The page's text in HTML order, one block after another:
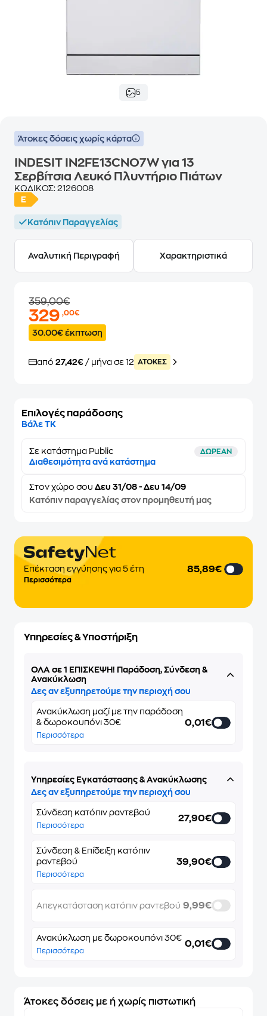
5
Άτοκες δόσεις χωρίς κάρτα
INDESIT IN2FE13CNO7W για 13
Σερβίτσια Λευκό Πλυντήριο Πιάτων
ΚΩΔΙΚΟΣ: 2126008
Κατόπιν Παραγγελίας
Αναλυτική Περιγραφή Χαρακτηριστικά
359,00€
329,00€
30.00€ έκπτωση
από 27,42€ / μήνα σε 12 ATOKEΣ
Επιλογές παράδοσης
Βάλε ΤΚ
Σε κατάστημα Public ΔΩΡΕΑΝ
Διαθεσιμότητα ανά κατάστημα
Στον χώρο σου Δευ 31/08 - Δευ 14/09
Κατόπιν παραγγελίας στον προμηθευτή μας
Επέκταση εγγύησης για 5 έτη
Περισσότερα
85,89€
Υπηρεσίες & Υποστήριξη
ΌΛΑ σε 1 ΕΠΙΣΚΕΨΗ! Παράδοση, Σύνδεση &
Ανακύκλωση
Δες αν εξυπηρετούμε την περιοχή σου
Ανακύκλωση μαζί με την παράδοση
& δωροκουπόνι 30€
Περισσότερα
0,01€
Υπηρεσίες Εγκατάστασης & Ανακύκλωσης
Δες αν εξυπηρετούμε την περιοχή σου
Σύνδεση κατόπιν ραντεβού
Περισσότερα
27,90€
Σύνδεση & Επίδειξη κατόπιν
ραντεβού
Περισσότερα
39,90€
Απεγκατάσταση κατόπιν ραντεβού 9,99€
Ανακύκλωση με δωροκουπόνι 30€
Περισσότερα
0,01€
Άτοκες δόσεις με ή χωρίς πιστωτική